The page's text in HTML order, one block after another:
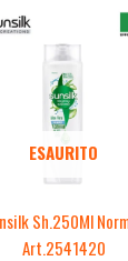
ESAURITO
Sh.250Ml
Art.2541420